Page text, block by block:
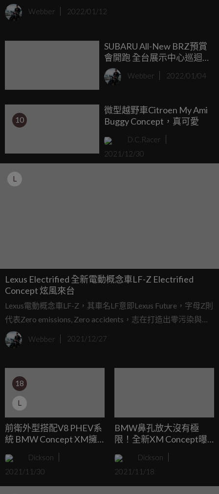
玩家共同的回憶，近幾年一直有Mitsubishi Ralliart概念車將
會以性能指標車款重返市場消息出現，直到近期東京改裝車
Webber 2022/01/12
SUBARU All-New BRZ預賞
會開跑 全台展示中心巡迴
搶先亮相
Webber 2022/01/04
10
微型越野車Citroen My Ami
Buggy Concept，真可愛
D.C.Racer
2021/12/30
L
Lexus Electrified 全新電動概念車LF-Z Electrified
Concept 炫風來台
Lexus電動概念車LF-Z，其車名LF意即Lexus Future，字母Z則
代表Zero emissions, Zero accidents，志在打造出零污染與零
事故的用車體驗。今年底Lexus陸續發表了品牌首款BEV UX
300e與PHEV NX 450h+，提供了消費者全方位的動力選擇，
念車LF-Z。
Webber 2021/12/27
18
L
前衛外型搭配V8 PHEV系
統 BMW Concept XM擁
有750hp動力！
Dickson
2021/11/30
BMW鼻孔放大沒有極
限！全新XM Concept曝
光嚇壞所有車迷！
Dickson
2021/11/18